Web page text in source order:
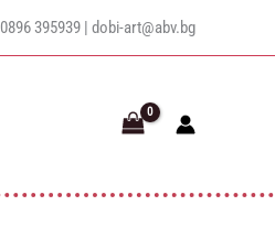
0896 395939 | dobi-art@abv.bg